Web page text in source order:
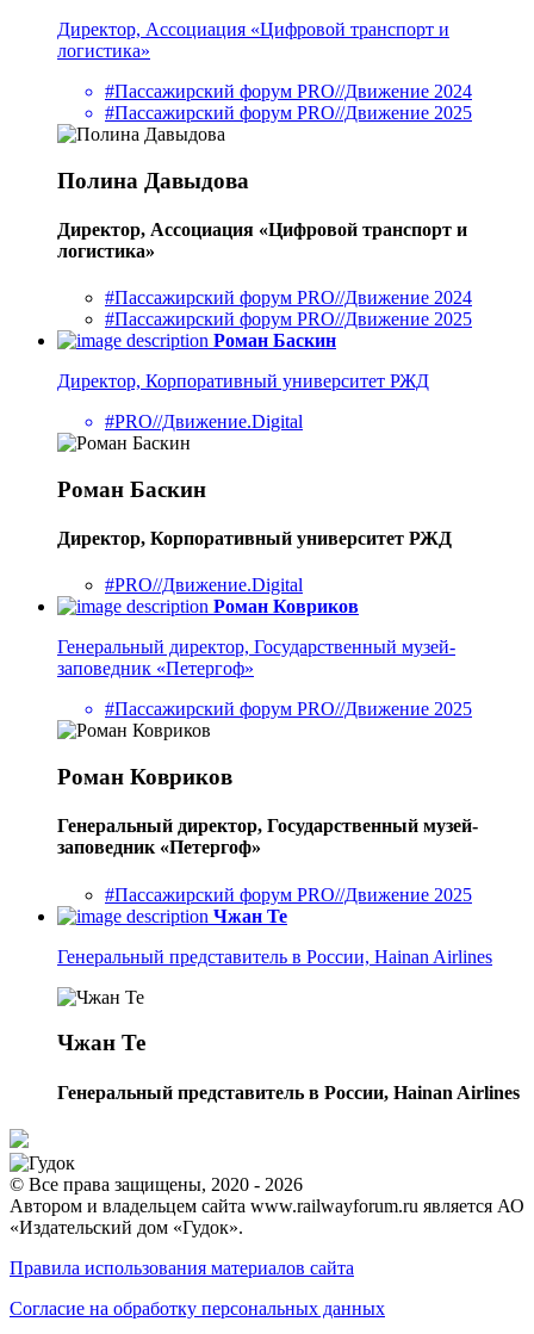
Директор, Ассоциация «Цифровой транспорт и
логистика»
#Пассажирский форум PRO//Движение 2024
#Пассажирский форум PRO//Движение 2025
Полина Давыдова
Директор, Ассоциация «Цифровой транспорт и
логистика»
#Пассажирский форум PRO//Движение 2024
#Пассажирский форум PRO//Движение 2025
Роман Баскин
Директор, Корпоративный университет РЖД
#PRO//Движение.Digital
Роман Баскин
Директор, Корпоративный университет РЖД
#PRO//Движение.Digital
Роман Ковриков
Генеральный директор, Государственный музей-
заповедник «Петергоф»
#Пассажирский форум PRO//Движение 2025
Роман Ковриков
Генеральный директор, Государственный музей-
заповедник «Петергоф»
#Пассажирский форум PRO//Движение 2025
Чжан Те
Генеральный представитель в России, Hainan Airlines
Чжан Те
Генеральный представитель в России, Hainan Airlines
© Все права защищены, 2020 - 2026
Автором и владельцем сайта www.railwayforum.ru является АО
«Издательский дом «Гудок».
Правила использования материалов сайта
Согласие на обработку персональных данных